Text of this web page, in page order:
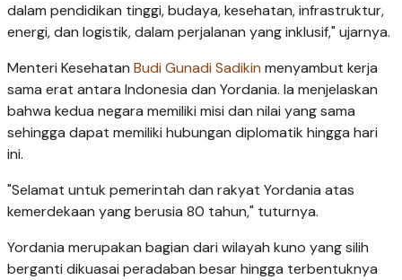
dalam pendidikan tinggi, budaya, kesehatan, infrastruktur,
energi, dan logistik, dalam perjalanan yang inklusif," ujarnya.
Menteri Kesehatan Budi Gunadi Sadikin menyambut kerja
sama erat antara Indonesia dan Yordania. Ia menjelaskan
bahwa kedua negara memiliki misi dan nilai yang sama
sehingga dapat memiliki hubungan diplomatik hingga hari
ini.
"Selamat untuk pemerintah dan rakyat Yordania atas
kemerdekaan yang berusia 80 tahun," tuturnya.
Yordania merupakan bagian dari wilayah kuno yang silih
berganti dikuasai peradaban besar hingga terbentuknya